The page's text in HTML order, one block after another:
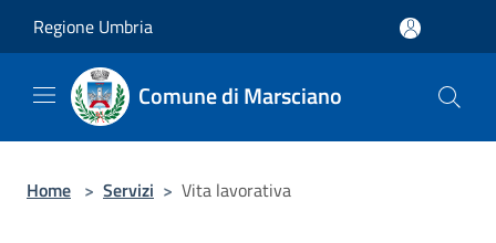
Regione Umbria
Comune di Marsciano
Home > Servizi > Vita lavorativa